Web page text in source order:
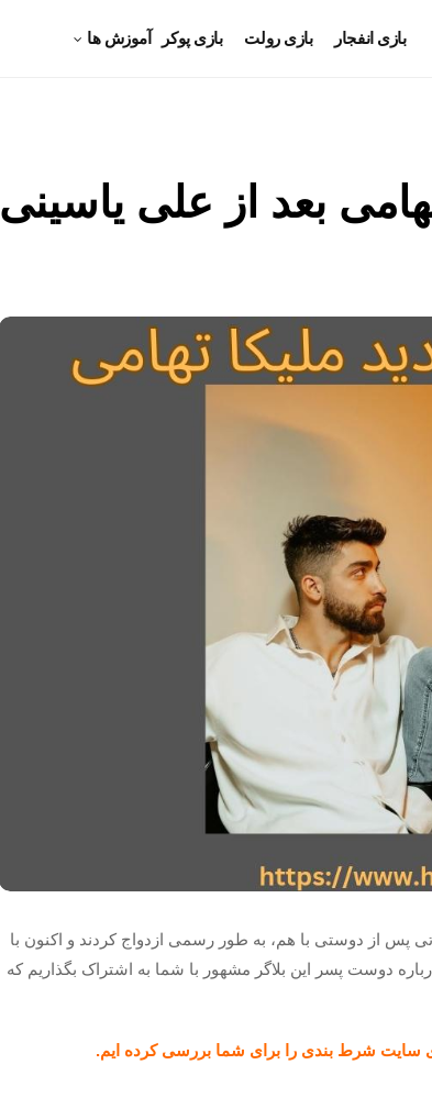
بازی انفجار بازی رولت بازی پوکر آموزش ها
بعد از علی یاسینی
پس از دوستی با هم، به طور رسمی ازدواج کردند و اکنون با
دوست پسر این بلاگر مشهور با شما به اشتراک‌ بگذاریم که
سایت شرط بندی را برای شما بررسی کرده ایم.